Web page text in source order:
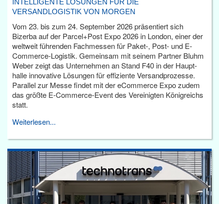
VERSANDLOGISTIK VON MORGEN
Vom 23. bis zum 24. September 2026 präsentiert sich
Bizerba auf der Parcel+Post Expo 2026 in London, einer der
weltweit führenden Fachmessen für Paket-, Post- und E-
Commerce-Logistik. Gemeinsam mit seinem Partner Bluhm
Weber zeigt das Unternehmen an Stand F40 in der Haupt­
halle innovative Lösungen für effiziente Versandprozesse.
Parallel zur Messe findet mit der eCommerce Expo zudem
das größte E-Commerce-Event des Vereinigten Königreichs
statt.
Weiterlesen...